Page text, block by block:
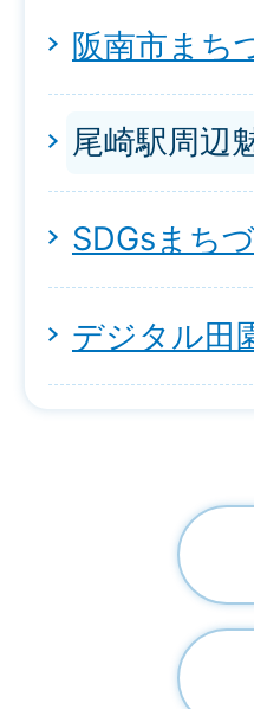
阪南市まち
尾崎駅周辺
SDGsまち
デジタル田